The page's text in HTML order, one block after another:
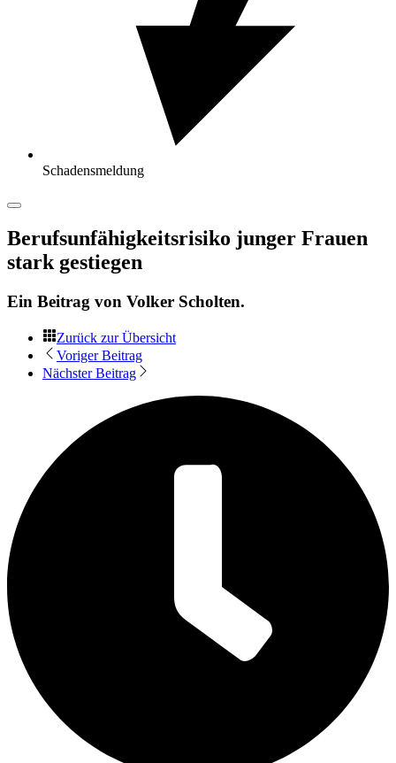
Schadensmeldung
Berufsunfähigkeitsrisiko junger Frauen
stark gestiegen
Ein Beitrag von Volker Scholten.
Zurück zur Übersicht
Voriger Beitrag
Nächster Beitrag